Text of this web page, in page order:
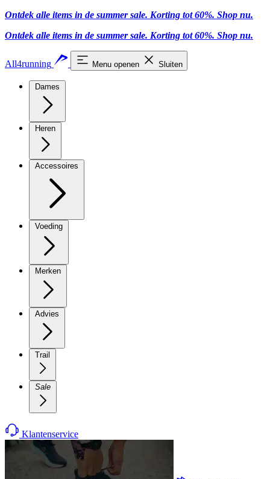
Ontdek alle items in de summer sale. Korting tot 60%. Shop nu.
Ontdek alle items in de summer sale. Korting tot 60%. Shop nu.
All4running Menu openen Sluiten
Dames
Heren
Accessoires
Voeding
Merken
Advies
Trail
Sale
Klantenservice